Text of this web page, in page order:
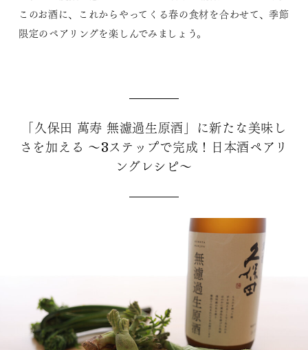
このお酒に、これからやってくる春の食材を合わせて、季節
限定のペアリングを楽しんでみましょう。
「久保田 萬寿 無濾過生原酒」に新たな美味し
さを加える 〜3ステップで完成！日本酒ペアリ
ングレシピ〜